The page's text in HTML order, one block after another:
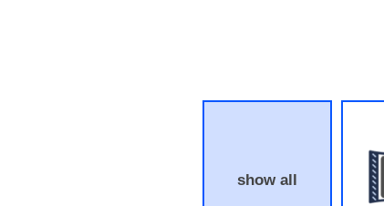
show all